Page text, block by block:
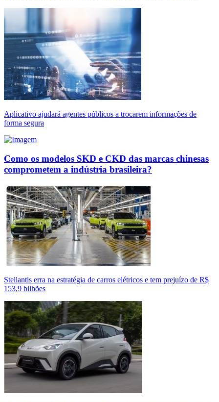
Aplicativo ajudará agentes públicos a trocarem informações de
forma segura
Como os modelos SKD e CKD das marcas chinesas
comprometem a indústria brasileira?
Stellantis erra na estratégia de carros elétricos e tem prejuízo de R$
153,9 bilhões